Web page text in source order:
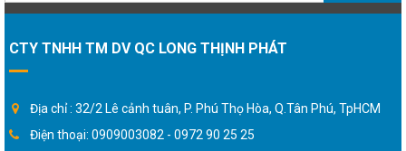
CTY TNHH TM DV QC LONG THỊNH PHÁT
Địa chỉ : 32/2 Lê cảnh tuân, P. Phú Thọ Hòa, Q.Tân Phú, TpHCM
Điện thoại: 0909003082 - 0972 90 25 25